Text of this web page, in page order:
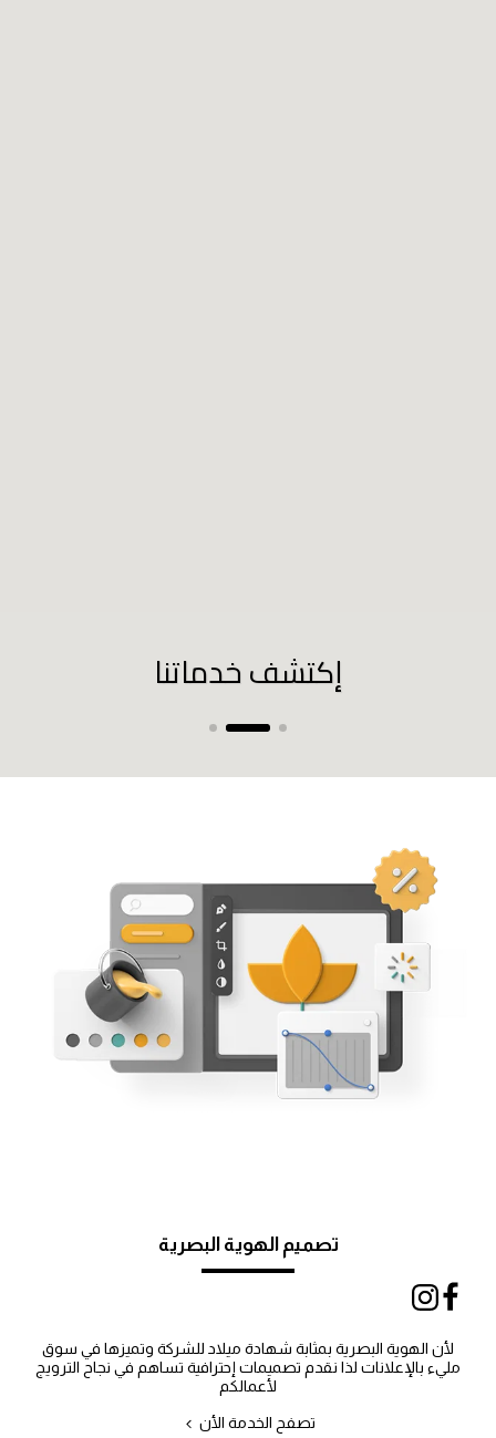
إكتشف خدماتنا
تصميم الهوية البصرية
لأن الهوية البصرية بمثابة شهادة ميلاد للشركة وتميزها في سوق
مليء بالإعلانات لذا نقدم تصميمات إحترافية تساهم في نجاح الترويج
لأعمالكم
تصفح الخدمة الأن